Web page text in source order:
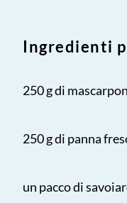
Ingredienti
250 g di
250 g di panna
un pacco di